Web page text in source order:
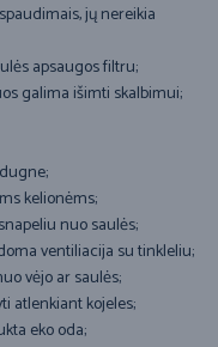
jų nereikia
apsaugos filtru;
galima išimti skalbimui;
kelionėms;
nuo saulės;
ventiliacija su tinkleliu;
vėjo ar saulės;
atlenkiant kojeles;
eko oda;